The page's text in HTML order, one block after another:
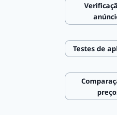
Testes de